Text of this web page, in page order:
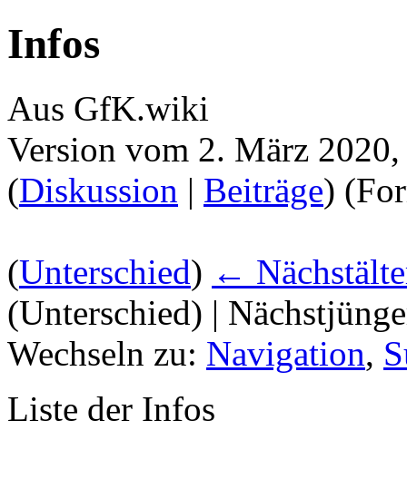
Infos
Aus GfK.wiki
Version vom 2. März
(Diskussion | Beiträge)
(Unterschied) ←
(Unterschied) |
Wechseln zu: Navigation,
Liste der Infos